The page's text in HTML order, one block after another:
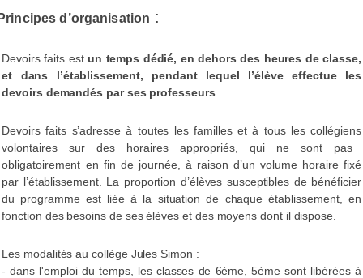
d’organisation :
Devoirs faits est un temps dédié, en dehors des heures de classe,
et dans l’établissement, pendant lequel l’élève effectue les
devoirs demandés par ses professeurs
Devoirs faits s’adresse à toutes les familles et à tous les collégiens
volontairessur deshoraires appropriés, qui ne sont pas
obligatoirement en fin de journée, à raison d’un volume horaire fixé
par l’établissement.
La proportion d’élèves susceptibles de bénéficier
du programme est liée à la situation de chaque établissement, en
fonction des besoins de ses élèves et des moyens dont il dispose.
Les modalités au collège Jules Simon :
- dans l'emploi du temps, les classes de 6ème, 5ème sont libérées à